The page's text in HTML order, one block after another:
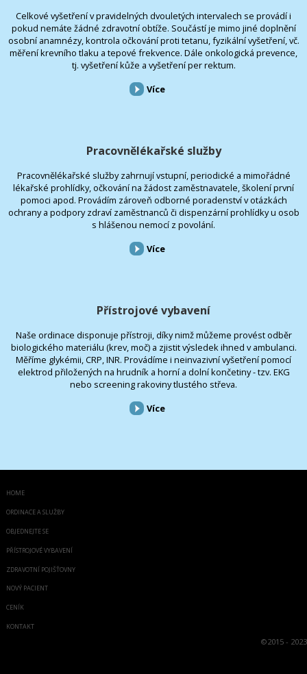
Celkové vyšetření v pravidelných dvouletých intervalech se provádí i
pokud nemáte žádné zdravotní obtíže. Součástí je mimo jiné doplnění
osobní anamnézy, kontrola očkování proti tetanu, fyzikální vyšetření, vč.
měření krevního tlaku a tepové frekvence. Dále onkologická prevence,
tj. vyšetření kůže a vyšetření per rektum.
Více
Pracovnělékařské služby
Pracovnělékařské služby zahrnují vstupní, periodické a mimořádné
lékařské prohlídky, očkování na žádost zaměstnavatele, školení první
pomoci apod. Provádím zároveň odborné poradenství v otázkách
ochrany a podpory zdraví zaměstnanců či dispenzární prohlídky u osob
s hlášenou nemocí z povolání.
Více
Přístrojové vybavení
Naše ordinace disponuje přístroji, díky nimž můžeme provést odběr
biologického materiálu (krev, moč) a zjistit výsledek ihned v ambulanci.
Měříme glykémii, CRP, INR. Provádíme i neinvazivní vyšetření pomocí
elektrod přiložených na hrudník a horní a dolní končetiny - tzv. EKG
nebo screening rakoviny tlustého střeva.
Více
HOME
ORDINACE A SLUŽBY
OBJEDNEJTE SE
PŘÍSTROJOVÉ VYBAVENÍ
ZDRAVOTNÍ POJIŠŤOVNY
NOVÝ PACIENT
CENÍK
KONTAKT
©2015 - 2023